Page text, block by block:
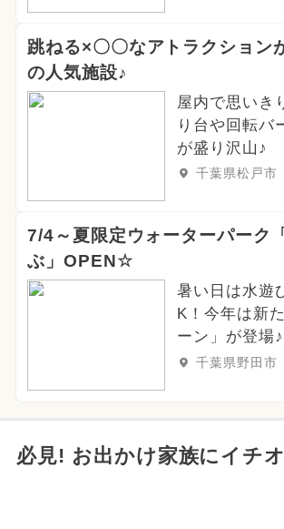
夏休み（日帰り）
2023年12月のイベント
2024年5月のイベント
2024年6月のイベント
跳ねる×〇〇なアトラクション
の人気施設♪
屋内で思いき
り台や回転バ
が盛り沢山♪
千葉県松戸市
7/4～夏限定ウォーターパーク
ぶ」OPEN☆
暑い日は水遊
K！今年は新
ーン」が登場♪
千葉県野田市
必見! お出かけ家族にイチ